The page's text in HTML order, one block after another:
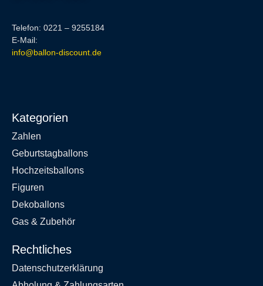
Telefon: 0221 – 9255184
E-Mail:
info@ballon-discount.de
Kategorien
Zahlen
Geburtstagballons
Hochzeitsballons
Figuren
Dekoballons
Gas & Zubehör
Rechtliches
Datenschutzerklärung